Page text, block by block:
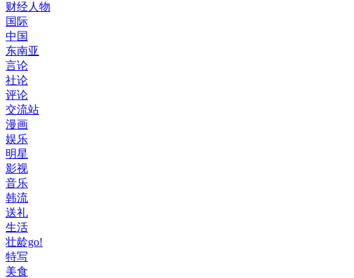
财经人物
国际
中国
东南亚
言论
社论
评论
交流站
漫画
娱乐
明星
影视
音乐
韩流
送礼
生活
壮龄go!
特写
美食